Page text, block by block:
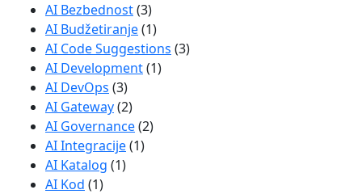
AI Bezbednost(3)
AI Budžetiranje(1)
AI Code Suggestions (3)
AI Development(1)
AI DevOps (3)
AI Gateway(2)
AI Governance(2)
AI Integracije(1)
AI Katalog (1)
AI Kod (1)